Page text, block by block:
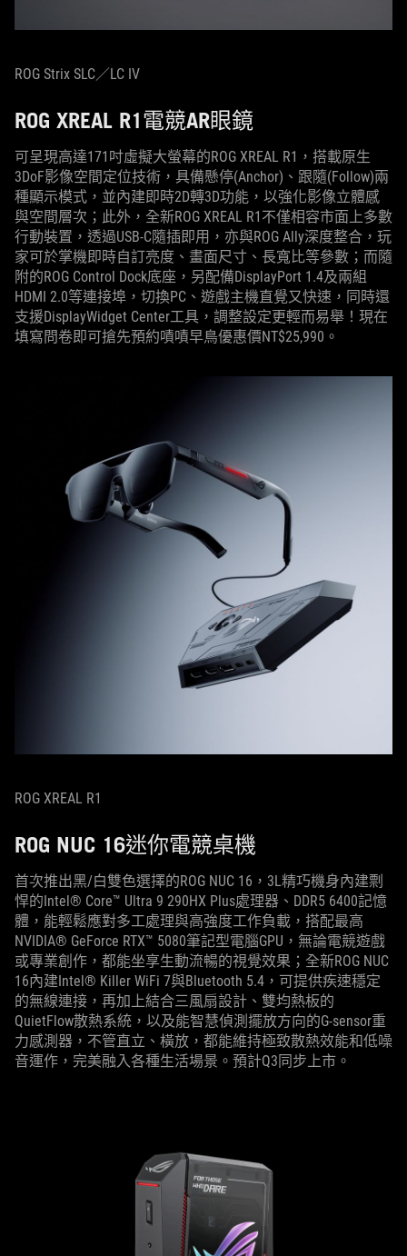
ROG Strix SLC／LC IV
ROG XREAL R1電競AR眼鏡
可呈現高達171吋虛擬大螢幕的ROG XREAL R1，搭載原生
3DoF影像空間定位技術，具備懸停(Anchor)、跟隨(Follow)兩
種顯示模式，並內建即時2D轉3D功能，以強化影像立體感
與空間層次；此外，全新ROG XREAL R1不僅相容市面上多數
行動裝置，透過USB-C隨插即用，亦與ROG Ally深度整合，玩
家可於掌機即時自訂亮度、畫面尺寸、長寬比等參數；而隨
附的ROG Control Dock底座，另配備DisplayPort 1.4及兩組
HDMI 2.0等連接埠，切換PC、遊戲主機直覺又快速，同時還
支援DisplayWidget Center工具，調整設定更輕而易舉！現在
填寫問卷即可搶先預約嘖嘖早鳥優惠價NT$25,990。
ROG XREAL R1
ROG NUC 16迷你電競桌機
首次推出黑/白雙色選擇的ROG NUC 16，3L精巧機身內建剽
悍的Intel® Core™ Ultra 9 290HX Plus處理器、DDR5 6400記憶
體，能輕鬆應對多工處理與高強度工作負載，搭配最高
NVIDIA® GeForce RTX™ 5080筆記型電腦GPU，無論電競遊戲
或專業創作，都能坐享生動流暢的視覺效果；全新ROG NUC
16內建Intel® Killer WiFi 7與Bluetooth 5.4，可提供疾速穩定
的無線連接，再加上結合三風扇設計、雙均熱板的
QuietFlow散熱系統，以及能智慧偵測擺放方向的G-sensor重
力感測器，不管直立、橫放，都能維持極致散熱效能和低噪
音運作，完美融入各種生活場景。預計Q3同步上市。